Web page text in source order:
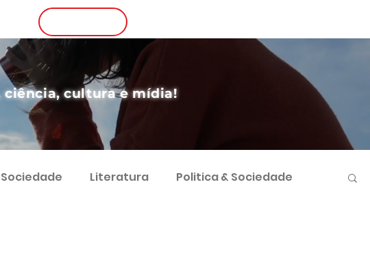
ciência, cultura e mídia!
Literatura Politica & Sociedade